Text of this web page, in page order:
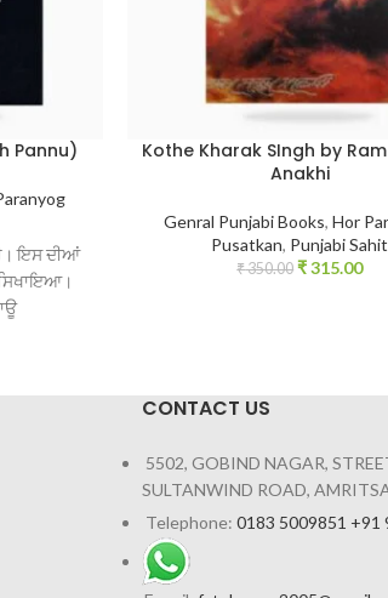
Pannu)
ਇਸ ਦੀਆਂ
Kothe Kharak SIngh by
Anakhi
Genral Punjabi Books,Hor
Pusatkan, Punjabi Sahit
₹350.00 ₹315.00
CONTACT US
5502, GOBIND NAGAR,
SULTANWIND ROAD,
Telephone: 0183 5009851 +91